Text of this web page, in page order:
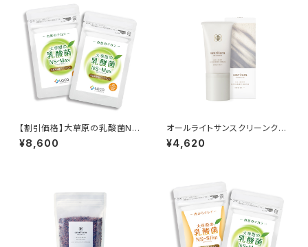
【割引価格】大草原の乳酸菌NS
-Max（36粒）× 2袋セット ≪3
6日分≫
¥8,600
オールライトサンスクリーンクリ
ーム SPF29 PA+++（40g）≪
日焼け止めクリーム≫
¥4,620